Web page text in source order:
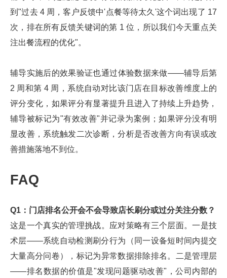
到"过去 4 周，客户反馈中'点餐等待太久'这个词出现了 17
次，排在所有反馈关键词的第 1 位，所以我们今天重点关
注出餐流程的优化"。
辅导实施后的效果验证也通过体验数据来做——辅导后第
2 周和第 4 周，系统自动对比该门店在目标改善维度上的
评分变化，如果评分有显著提升且进入了持续上升趋势，
辅导被标记为"有效改善"并记录为案例；如果评分没有明
显改善，系统触发二次诊断，分析是否改善方向有误或改
善措施落地不到位。
FAQ
Q1：门店排名公开会不会导致店长刷分或过分关注分数？
这是一个真实的管理挑战。应对策略有三个层面。一是技
术层——系统自动检测刷分行为（同一设备短时间内提交
大量高分问卷），标记为异常数据排除排名。二是管理层
——排名数据的价值是"发现问题驱动改善"，公司内部的